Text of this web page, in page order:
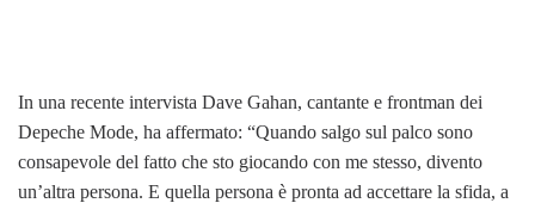
In una recente intervista Dave Gahan, cantante e frontman dei
Depeche Mode, ha affermato: “Quando salgo sul palco sono
consapevole del fatto che sto giocando con me stesso, divento
un’altra persona. E quella persona è pronta ad accettare la sfida, a